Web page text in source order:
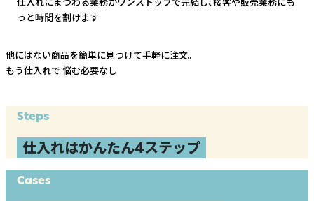
っと時間を割けます
他にはない商品を簡単に見つけて手軽に注文。
もう仕入れで 悩む必要なし
Steps
仕入れはかんたん4ステップ
Cases